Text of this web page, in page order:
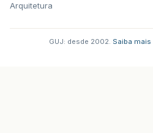
Arquitetura
GUJ: desde 2002. Saiba mais